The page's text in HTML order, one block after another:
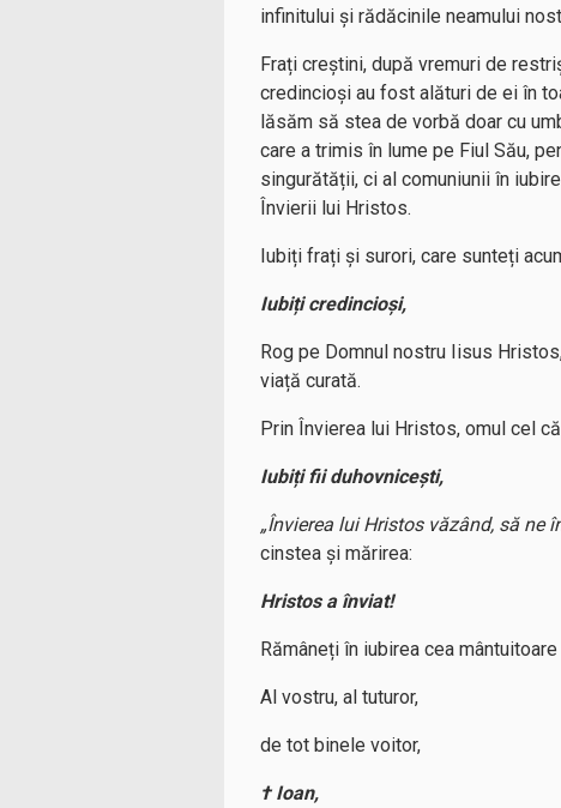
infinitului și rădăcinile neamului
Frați creștini, după vremuri de
credincioși au fost alături de ei în
lăsăm să stea de vorbă doar cu
care a trimis în lume pe Fiul Său,
singurătății, ci al comuniunii în
Învierii lui Hristos.
Iubiți frați și surori, care sunteți
Iubiți credincioși,
Rog pe Domnul nostru Iisus
viață curată.
Prin Învierea lui Hristos, omul cel
Iubiți fii duhovnicești,
„Învierea lui Hristos văzând, să ne
cinstea și mărirea:
Hristos a înviat!
Rămâneți în iubirea cea
Al vostru, al tuturor,
de tot binele voitor,
† Ioan,